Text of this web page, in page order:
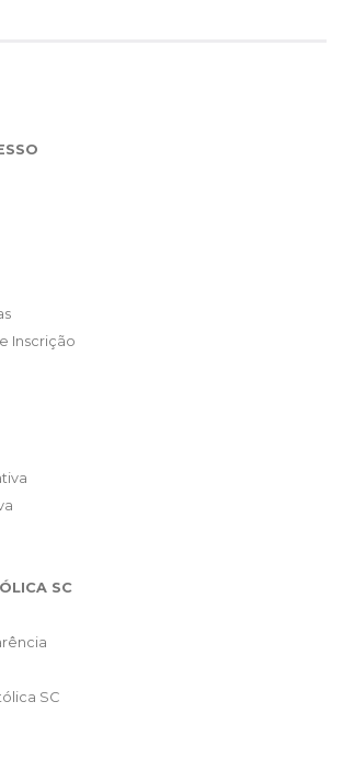
Inscrição
SC
SC